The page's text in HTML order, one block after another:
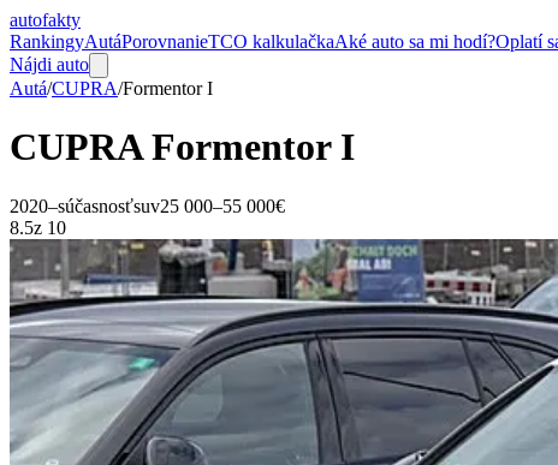
autofakty
RankingyAutáPorovnanieTCO kalkulačkaAké auto sa mi hodí?Oplatí
Nájdi auto
Autá/CUPRA/Formentor I
CUPRA Formentor I
2020–súčasnosťsuv25 000–55 000€
8.5z 10